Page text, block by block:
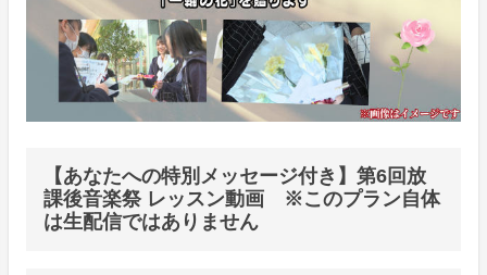
【あなたへの特別メッセージ付き】第6回放
課後音楽祭 レッスン動画 ※このプラン自体
は生配信ではありません